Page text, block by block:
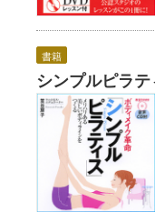
書籍
シンプルピラ